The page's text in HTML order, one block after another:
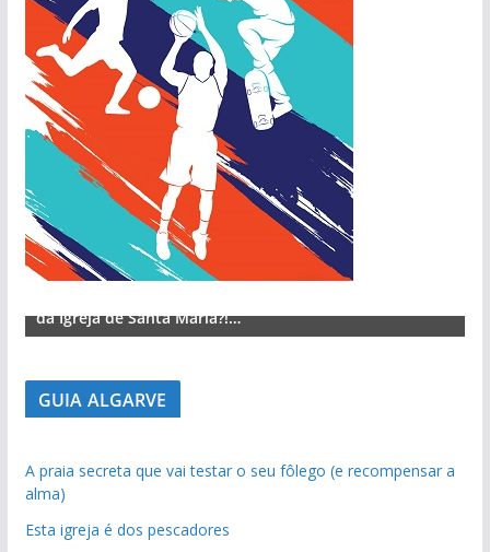
pub
pub
pub
da Igreja de Santa Maria?!…
GUIA ALGARVE
A praia secreta que vai testar o seu fôlego (e recompensar a
alma)
Esta igreja é dos pescadores